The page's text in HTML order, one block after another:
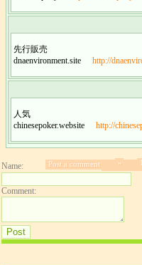
先行販売
dnaenvironment.site
http://
人気
chinesepoker.website
http://
»
Post a comment
Name:
Comment: